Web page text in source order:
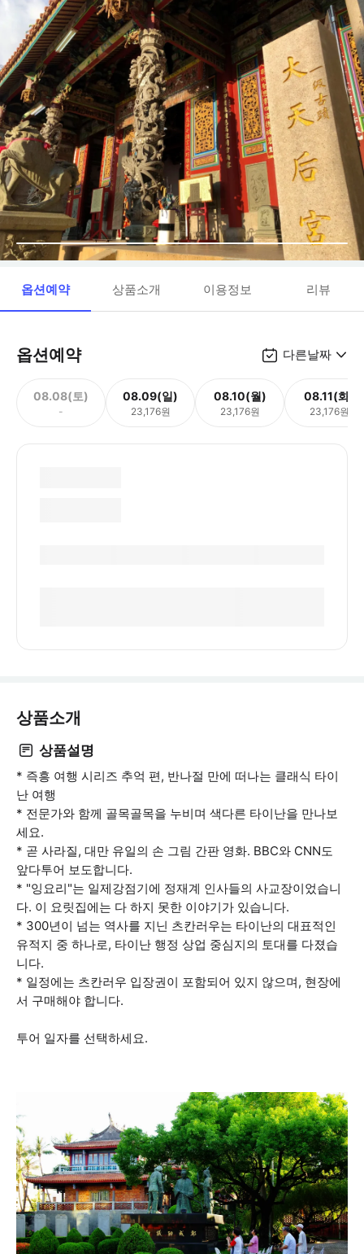
옵션예약 상품소개 이용정보 리뷰
옵션예약 다른날짜
08.08(토)
-
08.09(일)
23,176원
08.10(월)
23,176원
08.11(화)
23,176원
상품소개
상품설명
* 즉흥 여행 시리즈 추억 편, 반나절 만에 떠나는 클래식 타이
난 여행
* 전문가와 함께 골목골목을 누비며 색다른 타이난을 만나보
세요.
* 곧 사라질, 대만 유일의 손 그림 간판 영화. BBC와 CNN도
앞다투어 보도합니다.
* "잉요리"는 일제강점기에 정재계 인사들의 사교장이었습니
다. 이 요릿집에는 다 하지 못한 이야기가 있습니다.
* 300년이 넘는 역사를 지닌 츠칸러우는 타이난의 대표적인
유적지 중 하나로, 타이난 행정 상업 중심지의 토대를 다졌습
니다.
* 일정에는 츠칸러우 입장권이 포함되어 있지 않으며, 현장에
서 구매해야 합니다.
투어 일자를 선택하세요.